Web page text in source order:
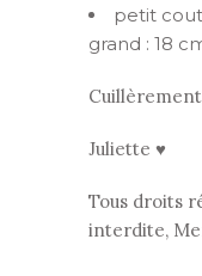
petit
grand : 18
Juliette ♥
Tous droits
interdite,